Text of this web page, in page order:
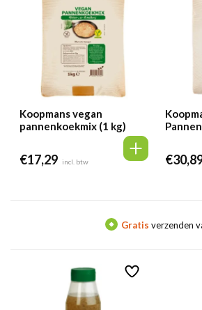
Koopmans vegan
pannenkoekmix (1 kg)
€17,29 incl. btw €
Gratis verzenden